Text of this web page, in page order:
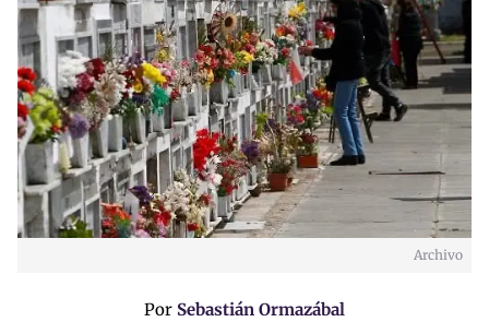
Archivo
Por Sebastián Ormazábal